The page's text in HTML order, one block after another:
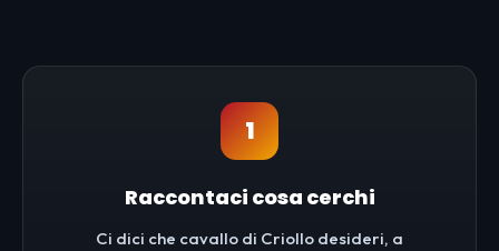
1
Raccontaci cosa cerchi
Ci dici che cavallo di Criollo desideri, a